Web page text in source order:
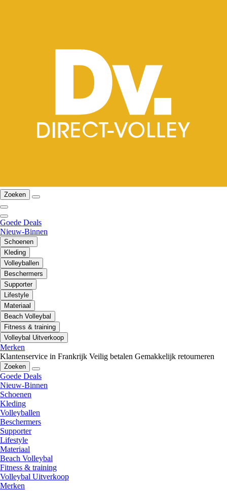
Zoeken
Goede Deals
Nieuw-Binnen
Schoenen
Kleding
Volleyballen
Beschermers
Supporter
Lifestyle
Materiaal
Beach Volleybal
Fitness & training
Volleybal Uitverkoop
Merken
Klantenservice in Frankrijk Veilig betalen Gemakkelijk retourneren
Zoeken
Goede Deals
Nieuw-Binnen
Schoenen
Kleding
Volleyballen
Beschermers
Supporter
Lifestyle
Materiaal
Beach Volleybal
Fitness & training
Volleybal Uitverkoop
Merken